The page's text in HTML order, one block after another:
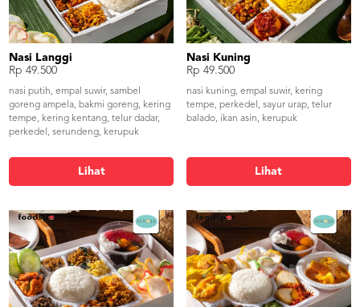
Nasi Langgi
Rp 49.500
nasi putih, empal suwir, sambel
goreng ampela, bakmi goreng, kering
tempe, kering kentang, telur dadar,
perkedel, serundeng, kerupuk
Lihat
Nasi Kuning
Rp 49.500
nasi kuning, empal suwir, kering
tempe, perkedel, sayur urap, telur
balado, ikan asin, kerupuk
Lihat